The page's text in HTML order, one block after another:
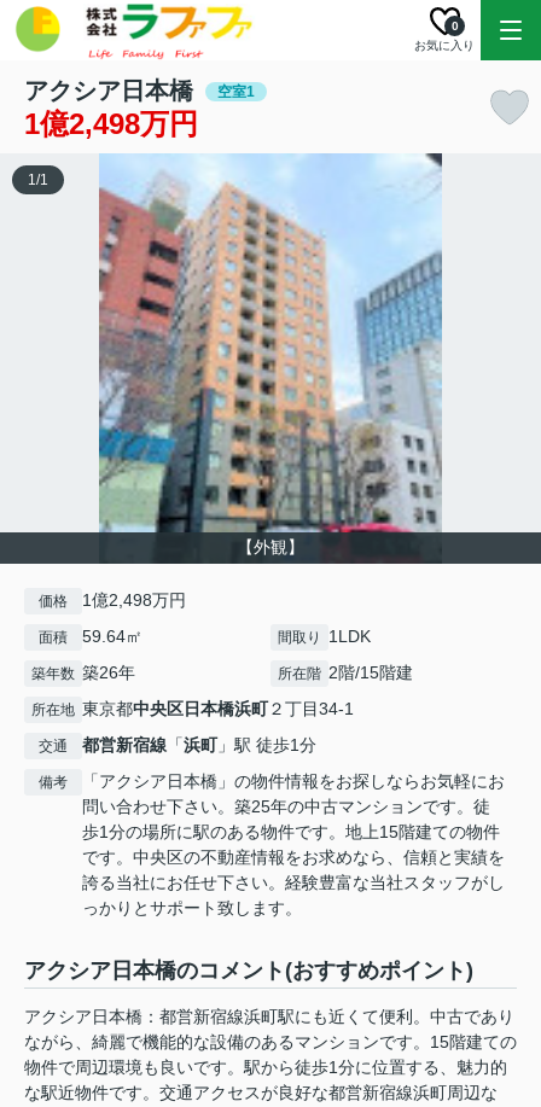
お気に入り
0
アクシア日本橋 空室1
1億2,498万円
【外観】
1/1
価格 1億2,498万円
面積 59.64㎡ 間取り 1LDK
築年数 築26年 所在階 2階/15階建
所在地 東京都中央区日本橋浜町２丁目34-1
交通 都営新宿線 「浜町」駅 徒歩1分
備考
「アクシア日本橋」の物件情報をお探しならお気軽にお
問い合わせ下さい。築25年の中古マンションです。徒
歩1分の場所に駅のある物件です。地上15階建ての物件
です。中央区の不動産情報をお求めなら、信頼と実績を
誇る当社にお任せ下さい。経験豊富な当社スタッフがし
っかりとサポート致します。
アクシア日本橋のコメント(おすすめポイント)
アクシア日本橋：都営新宿線浜町駅にも近くて便利。中古であり
ながら、綺麗で機能的な設備のあるマンションです。15階建ての
物件で周辺環境も良いです。駅から徒歩1分に位置する、魅力的
な駅近物件です。交通アクセスが良好な都営新宿線浜町周辺な